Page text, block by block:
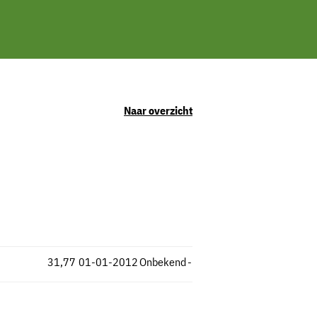
Naar overzicht
Onbekend
31,77 -
01-01-2012